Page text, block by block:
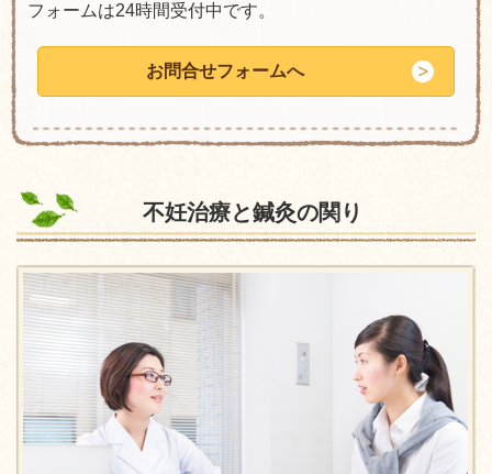
フォームは24時間受付中です。
お問合せフォームへ
不妊治療と鍼灸の関り